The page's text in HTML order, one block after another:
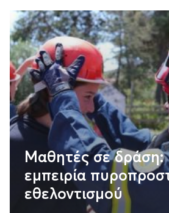
Μαθητές σε δράση:
εμπειρία
εθελοντισμού